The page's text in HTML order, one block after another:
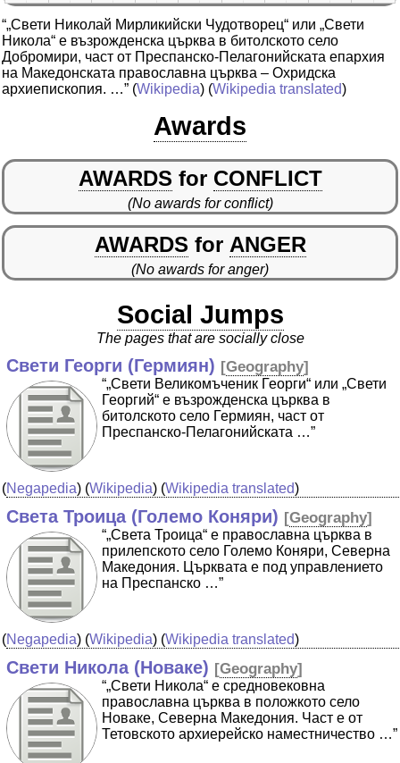
“„Свети Николай Мирликийски Чудотворец“ или „Свети
Никола“ е възрожденска църква в битолското село
Добромири, част от Преспанско-Пелагонийската епархия
на Македонската православна църква – Охридска
архиепископия. …” (Wikipedia) (Wikipedia translated)
Awards
AWARDS for CONFLICT
(No awards for conflict)
AWARDS for ANGER
(No awards for anger)
Social Jumps
The pages that are socially close
Свети Георги (Гермиян) [Geography]
“„Свети Великомъченик Георги“ или „Свети
Георгий“ е възрожденска църква в
битолското село Гермиян, част от
Преспанско-Пелагонийската …”
(Negapedia) (Wikipedia) (Wikipedia translated)
Света Троица (Големо Коняри) [Geography]
“„Света Троица“ е православна църква в
прилепското село Големо Коняри, Северна
Македония. Църквата е под управлението
на Преспанско …”
(Negapedia) (Wikipedia) (Wikipedia translated)
Свети Никола (Новаке) [Geography]
“„Свети Никола“ е средновековна
православна църква в положкото село
Новаке, Северна Македония. Част е от
Тетовското архиерейско наместничество …”